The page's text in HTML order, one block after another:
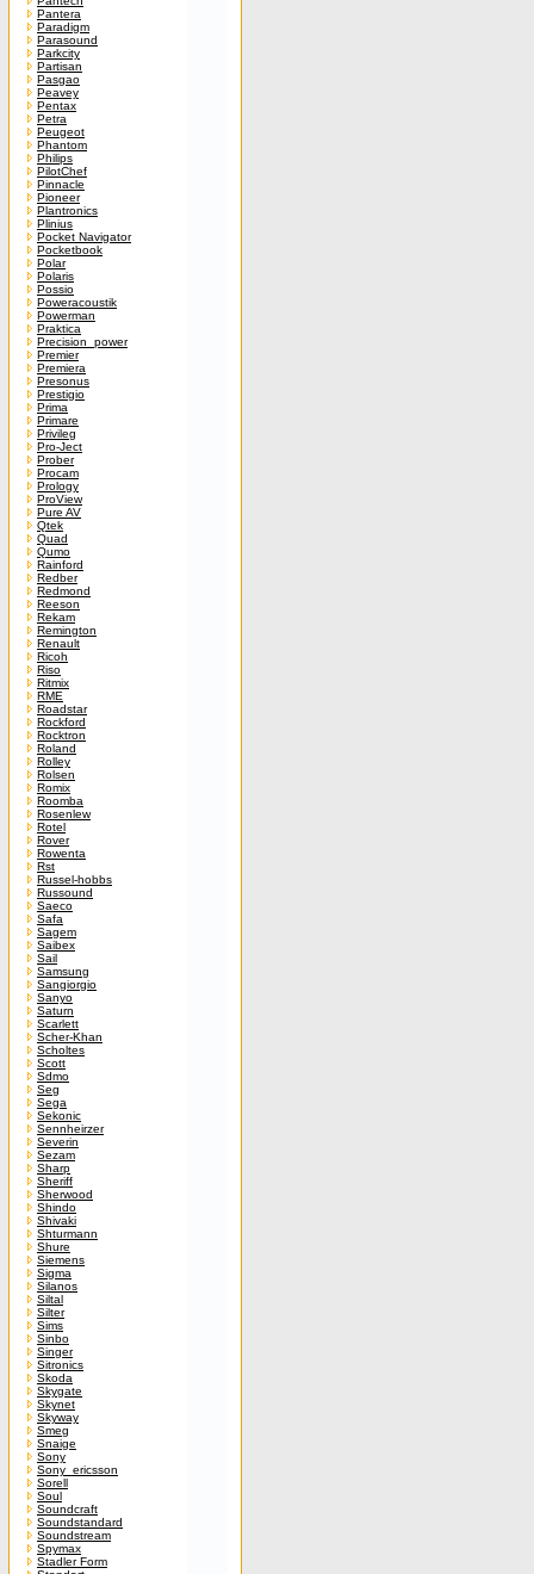
Pantera
Paradigm
Parasound
Parkcity
Partisan
Pasgao
Peavey
Pentax
Petra
Peugeot
Phantom
Philips
PilotChef
Pinnacle
Pioneer
Plantronics
Plinius
Pocket Navigator
Pocketbook
Polar
Polaris
Possio
Poweracoustik
Powerman
Praktica
Precision_power
Premier
Premiera
Presonus
Prestigio
Prima
Primare
Privileg
Pro-Ject
Prober
Procam
Prology
ProView
Pure AV
Qtek
Quad
Qumo
Rainford
Redber
Redmond
Reeson
Rekam
Remington
Renault
Ricoh
Riso
Ritmix
RME
Roadstar
Rockford
Rocktron
Roland
Rolley
Rolsen
Romix
Roomba
Rosenlew
Rotel
Rover
Rowenta
Rst
Russel-hobbs
Russound
Saeco
Safa
Sagem
Saibex
Sail
Samsung
Sangiorgio
Sanyo
Saturn
Scarlett
Scher-Khan
Scholtes
Scott
Sdmo
Seg
Sega
Sekonic
Sennheirzer
Severin
Sezam
Sharp
Sheriff
Sherwood
Shindo
Shivaki
Shturmann
Shure
Siemens
Sigma
Silanos
Siltal
Silter
Sims
Sinbo
Singer
Sitronics
Skoda
Skygate
Skynet
Skyway
Smeg
Snaige
Sony
Sony_ericsson
Sorell
Soul
Soundcraft
Soundstandard
Soundstream
Spymax
Stadler Form